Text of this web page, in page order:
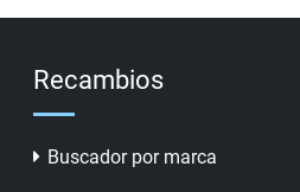
Recambios
Buscador por marca